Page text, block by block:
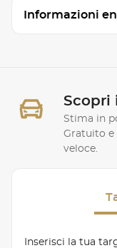
Informazioni
Scopri
Stima in
Gratuito e
veloce.
Inserisci la tua